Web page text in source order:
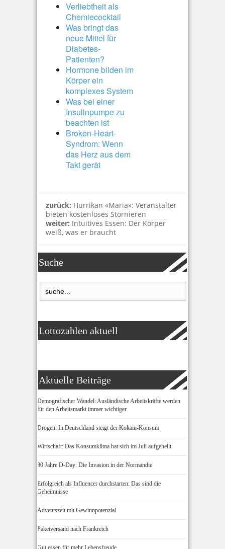
Verliebtheit als
Chemiecocktail
Was bringt das
neue Mittel für
Diabetes-
Patienten?
Hormone bilden im
Körper ein
komplexes System
Was bei einer
Insulinpumpe zu
beachten ist
Broken-Heart-
Syndrom: Wenn
das Herz aus dem
Takt gerät
zurück: Hurrikan «Maria»: Veranstalter
bieten kostenloses Stornieren
weiter: Intuitives Essen: Der Körper
weiß, was er braucht
Suche
Lottozahlen aktuell
Aktuelle Beiträge
Demografischer Wandel: Ausländische Arbeitskräfte werden
für den Arbeitsmarkt immer wichtiger
Drogen: In Deutschland steigt der Kokain-Konsum
Wirtschaft: Das Konsumklima hat sich im Juli aufgehellt
80 Jahre D-Day: Die Invasion in der Normandie
Erfolgreich als Influencer durchstarten: Das sind die
Geheimnisse
Adventszeit mit Gewinnpotenzial
Paketversand nach Frankreich
Gut essen für mehr Lebensfreude